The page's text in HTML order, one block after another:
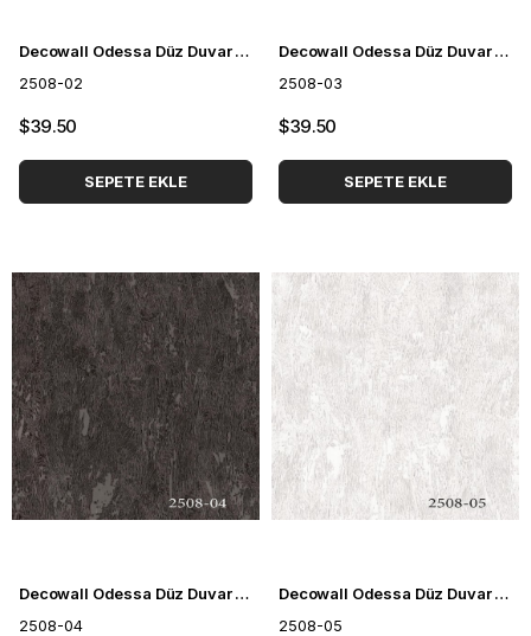
Decowall Odessa Düz Duvar Kağıdı 2508-02
2508-02
$39.50
SEPETE EKLE
Decowall Odessa Düz Duvar Kağıdı 2508-03
2508-03
$39.50
SEPETE EKLE
Decowall Odessa Düz Duvar Kağıdı 2508-04
2508-04
Decowall Odessa Düz Duvar Kağıdı 2508-05
2508-05